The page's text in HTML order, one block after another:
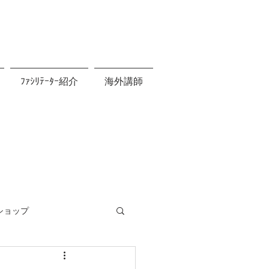
ﾌｧｼﾘﾃｰﾀｰ紹介 海外講師
ョップ